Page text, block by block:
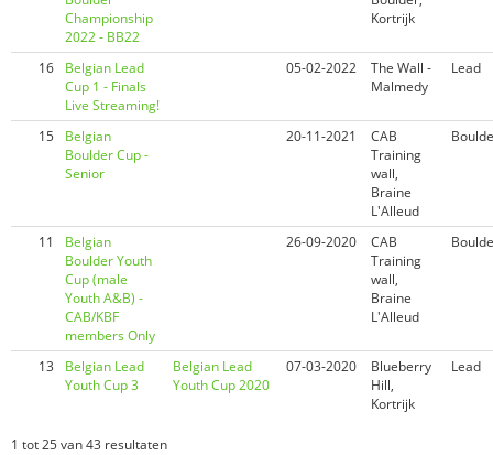
Championship
2022 - BB22
Kortrijk
16
Belgian Lead
Cup 1 - Finals
Live Streaming!
05-02-2022
The Wall -
Malmedy
Lead
15
Belgian
Boulder Cup -
Senior
20-11-2021
CAB
Training
wall,
Braine
L'Alleud
11
Belgian
Boulder Youth
Cup (male
Youth A&B) -
CAB/KBF
members Only
26-09-2020
CAB
Training
wall,
Braine
L'Alleud
13
Belgian Lead
Youth Cup 3
Belgian Lead
Youth Cup 2020
07-03-2020
Blueberry
Hill,
Kortrijk
Lead
1 tot 25 van 43 resultaten